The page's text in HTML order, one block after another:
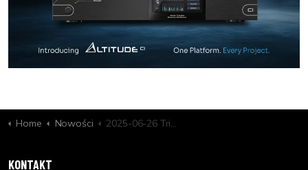
Home Nowości 2025-06-26 Trinnov Audio przedstawia AltitudeCI
KONTAKT